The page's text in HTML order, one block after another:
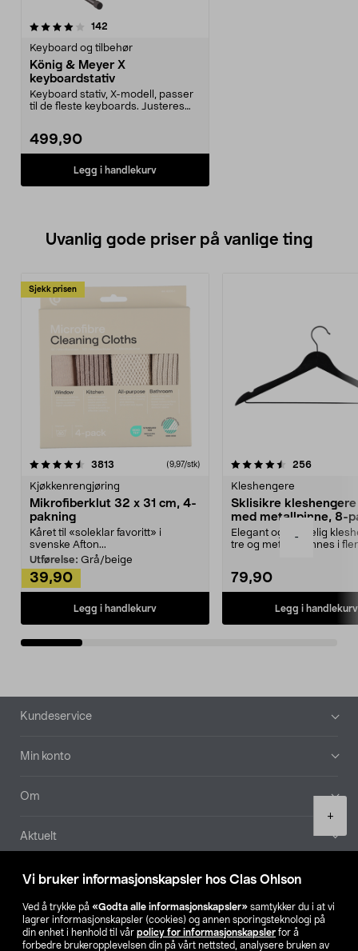
Vi bruker informasjonskapsler hos Clas Ohlson
Ved å trykke på «Godta alle informasjonskapsler» samtykker du i at vi
lagrer informasjonskapsler (cookies) og annen sporingsteknologi på
din enhet i henhold til vår policy for informasjonskapsler for å
forbedre brukeropplevelsen din på vårt nettsted, analysere bruken av
-
+
142
Keyboard og tilbehør
König & Meyer X
keyboardstativ
Keyboard stativ, X-modell, passer
til de fleste keyboards. Justeres
499,90
Legg i handlekurv
Uvanlig gode priser på vanlige ting
Sjekk prisen
3813 anmeldelser(9,97/stk)
Kjøkkenrengjøring
Mikrofiberklut 32 x 31 cm, 4-
pakning
Kåret til «soleklar favoritt» i
svenske Afton...
Utførelse: Grå/beige
39,90
Legg i handlekurv
4.5av 5 stjerner 256
Kleshengere
Sklisikre
med metallpinne, 8-
Elegant og skikkelig
tre og metall – finnes i
79,90
Legg i handlekurv
4.5av 5 stjerner
Bunntekst
Kundeservice
Min konto
Om
Aktuelt
Våre selskaper
Finn din butikk